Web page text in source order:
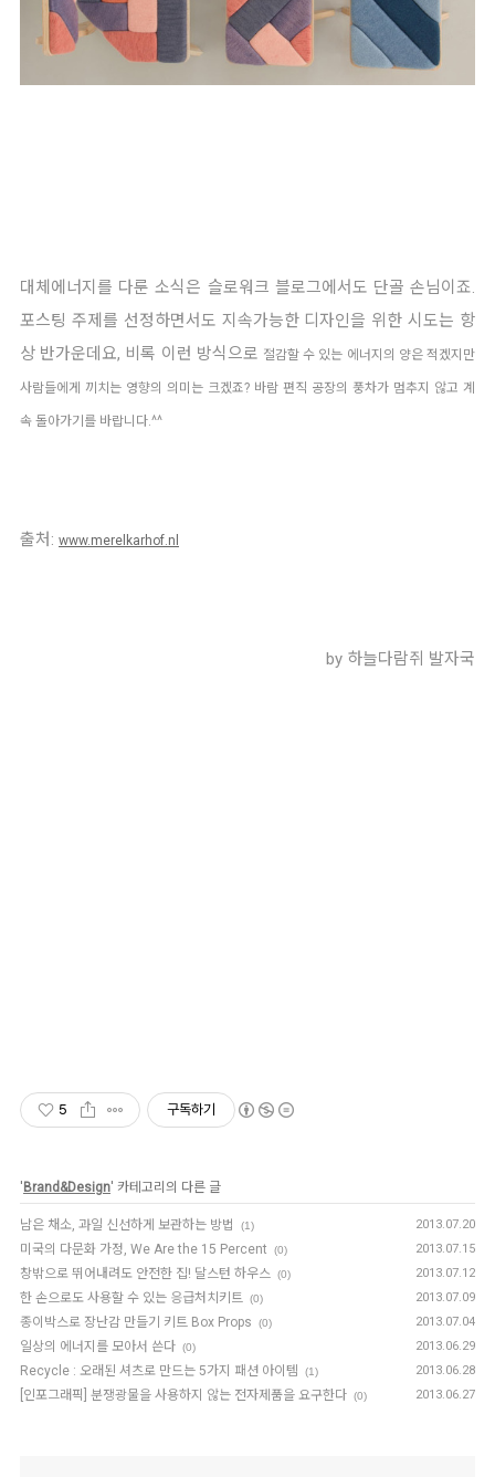
대체에너지를 다룬 소식은 슬로워크 블로그에서도 단골 손님이죠.
포스팅 주제를 선정하면서도 지속가능한 디자인을 위한 시도는 항
상 반가운데요, 비록 이런 방식으로 절감할 수 있는 에너지의 양은 적겠지만
사람들에게 끼치는 영향의 의미는 크겠죠? 바람 편직 공장의 풍차가 멈추지 않고 계
속 돌아가기를 바랍니다.^^
출처: www.merelkarhof.nl
by 하늘다람쥐 발자국
5 구독하기
' Brand&Design' 카테고리의 다른 글
남은 채소, 과일 신선하게 보관하는 방법 (1) 2013.07.20
미국의 다문화 가정, We Are the 15 Percent (0) 2013.07.15
창밖으로 뛰어내려도 안전한 집! 달스턴 하우스 (0) 2013.07.12
한 손으로도 사용할 수 있는 응급처치키트 (0) 2013.07.09
종이박스로 장난감 만들기 키트 Box Props (0) 2013.07.04
일상의 에너지를 모아서 쓴다 (0) 2013.06.29
Recycle : 오래된 셔츠로 만드는 5가지 패션 아이템 (1) 2013.06.28
[인포그래픽] 분쟁광물을 사용하지 않는 전자제품을 요구한다 (0) 2013.06.27